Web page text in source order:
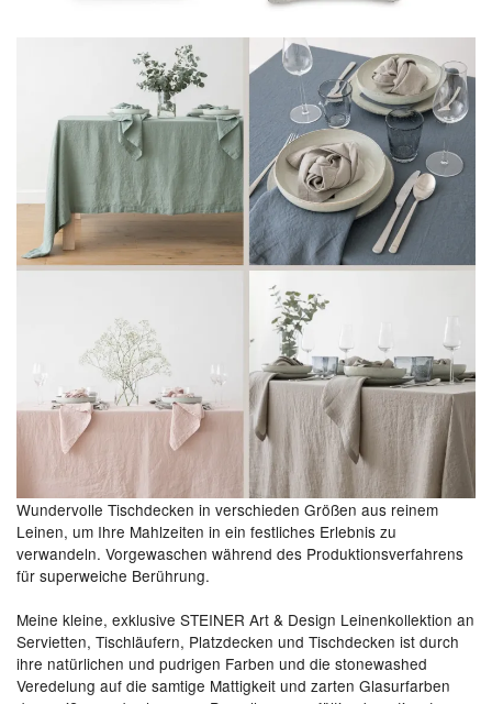
Wundervolle Tischdecken in verschieden Größen aus reinem
Leinen, um Ihre Mahlzeiten in ein festliches Erlebnis zu
verwandeln. Vorgewaschen während des Produktionsverfahrens
für superweiche Berührung.
Meine kleine, exklusive STEINER Art & Design Leinenkollektion an
Servietten, Tischläufern, Platzdecken und Tischdecken ist durch
ihre natürlichen und pudrigen Farben und die stonewashed
Veredelung auf die samtige Mattigkeit und zarten Glasurfarben